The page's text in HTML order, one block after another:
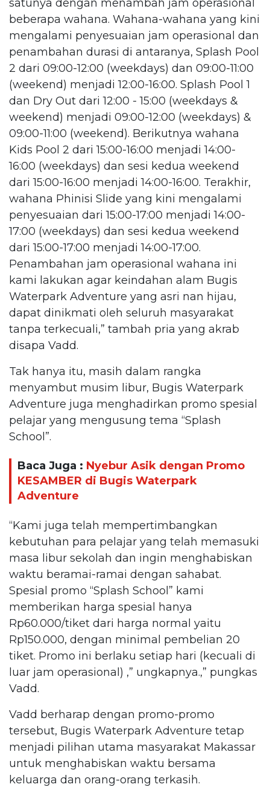
satunya dengan menambah jam operasional
beberapa wahana. Wahana-wahana yang kini
mengalami penyesuaian jam operasional dan
penambahan durasi di antaranya, Splash Pool
2 dari 09:00-12:00 (weekdays) dan 09:00-11:00
(weekend) menjadi 12:00-16:00. Splash Pool 1
dan Dry Out dari 12:00 - 15:00 (weekdays &
weekend) menjadi 09:00-12:00 (weekdays) &
09:00-11:00 (weekend). Berikutnya wahana
Kids Pool 2 dari 15:00-16:00 menjadi 14:00-
16:00 (weekdays) dan sesi kedua weekend
dari 15:00-16:00 menjadi 14:00-16:00. Terakhir,
wahana Phinisi Slide yang kini mengalami
penyesuaian dari 15:00-17:00 menjadi 14:00-
17:00 (weekdays) dan sesi kedua weekend
dari 15:00-17:00 menjadi 14:00-17:00.
Penambahan jam operasional wahana ini
kami lakukan agar keindahan alam Bugis
Waterpark Adventure yang asri nan hijau,
dapat dinikmati oleh seluruh masyarakat
tanpa terkecuali,” tambah pria yang akrab
disapa Vadd.
Tak hanya itu, masih dalam rangka
menyambut musim libur, Bugis Waterpark
Adventure juga menghadirkan promo spesial
pelajar yang mengusung tema “Splash
School”.
Baca Juga : Nyebur Asik dengan Promo
KESAMBER di Bugis Waterpark
Adventure
“Kami juga telah mempertimbangkan
kebutuhan para pelajar yang telah memasuki
masa libur sekolah dan ingin menghabiskan
waktu beramai-ramai dengan sahabat.
Spesial promo “Splash School” kami
memberikan harga spesial hanya
Rp60.000/tiket dari harga normal yaitu
Rp150.000, dengan minimal pembelian 20
tiket. Promo ini berlaku setiap hari (kecuali di
luar jam operasional) ,” ungkapnya.,” pungkas
Vadd.
Vadd berharap dengan promo-promo
tersebut, Bugis Waterpark Adventure tetap
menjadi pilihan utama masyarakat Makassar
untuk menghabiskan waktu bersama
keluarga dan orang-orang terkasih.